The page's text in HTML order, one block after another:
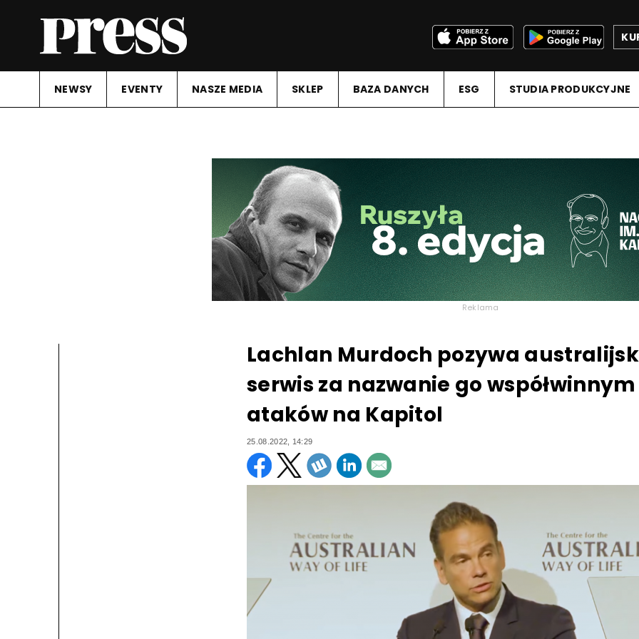
NEWSY EVENTY NASZE MEDIA SKLEP BAZA DANYCH ESG STUDIA PRODUKCYJNE
Reklama
Lachlan Murdoch pozywa
serwis za nazwanie go współwinnym
ataków na Kapitol
25.08.2022, 14:29